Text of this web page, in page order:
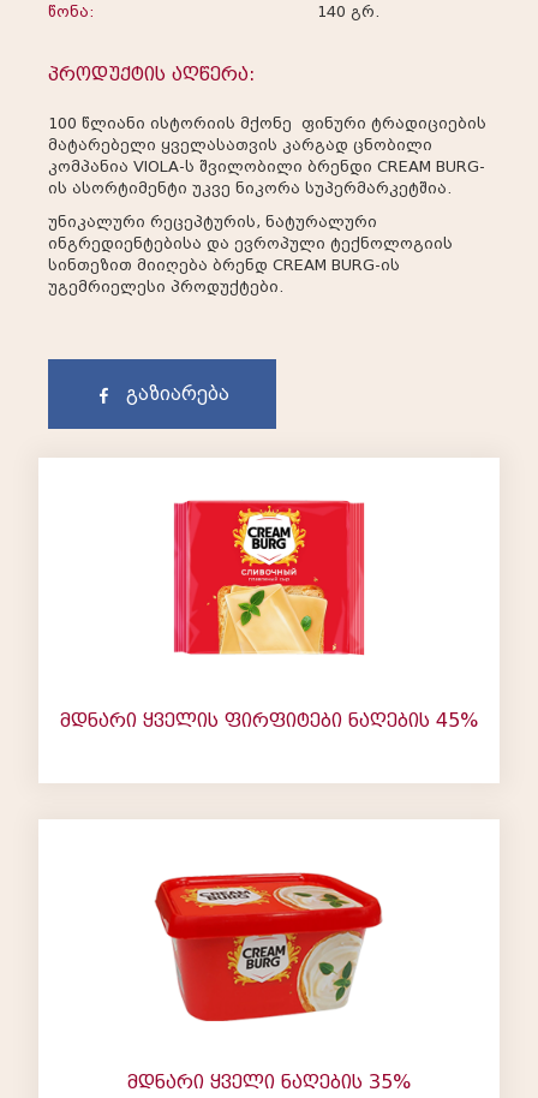
წონა: 140 გრ.
პროდუქტის აღწერა:
100 წლიანი ისტორიის მქონე ფინური ტრადიციების
მატარებელი ყველასათვის კარგად ცნობილი
კომპანია VIOLA-ს შვილობილი ბრენდი CREAM BURG-
ის ასორტიმენტი უკვე ნიკორა სუპერმარკეტშია.
უნიკალური რეცეპტურის, ნატურალური
ინგრედიენტებისა და ევროპული ტექნოლოგიის
სინთეზით მიიღება ბრენდ CREAM BURG-ის
უგემრიელესი პროდუქტები.
გაზიარება
მდნარი ყველის ფირფიტები ნაღების 45%
მდნარი ყველი ნაღების 35%